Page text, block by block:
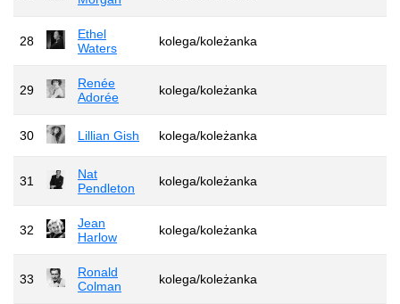
28
Ethel
Waters
kolega/koleżanka
29
Renée
Adorée
kolega/koleżanka
30 Lillian Gish kolega/koleżanka
31
Nat
Pendleton
kolega/koleżanka
32
Jean
Harlow
kolega/koleżanka
33
Ronald
Colman
kolega/koleżanka